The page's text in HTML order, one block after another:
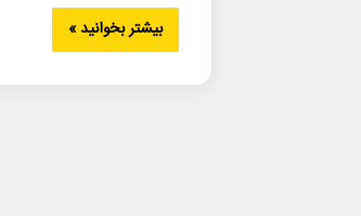
بیشتر بخوانید »